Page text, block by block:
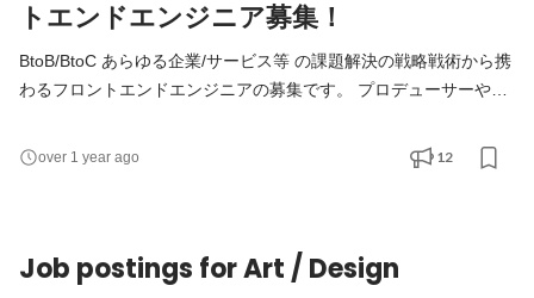
トエンドエンジニア募集！
BtoB/BtoC あらゆる企業/サービス等 の課題解決の戦略戦術から携
わるフロントエンドエンジニアの募集です。 プロデューサーやア
題の主体と状況に合わせた、柔軟な解決方法をテスト/検討/実行し
over 1 year ago 12
Job postings for Art / Design